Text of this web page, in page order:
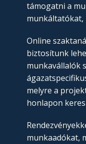
támogatni a
munkáltatókat,
Online
biztosítunk
munkavállalók
melyre a
honlapon
munkaadókat,